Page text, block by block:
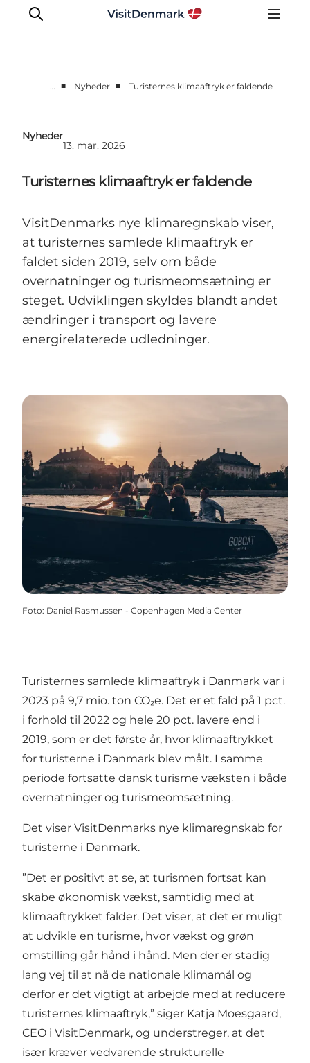
Nyheder
Aktiviteter
Markeder
Om os
… ■ Nyheder ■ Turisternes klimaaftryk er faldende
Nyheder
13. mar. 2026
Turisternes klimaaftryk er faldende
VisitDenmarks nye klimaregnskab viser,
at turisternes samlede klimaaftryk er
faldet siden 2019, selv om både
overnatninger og turismeomsætning er
steget. Udviklingen skyldes blandt andet
ændringer i transport og lavere
energirelaterede udledninger.
Foto: Daniel Rasmussen - Copenhagen Media Center
Turisternes samlede klimaaftryk i Danmark var i
2023 på 9,7 mio. ton CO₂e. Det er et fald på 1 pct.
i forhold til 2022 og hele 20 pct. lavere end i
2019, som er det første år, hvor klimaaftrykket
for turisterne i Danmark blev målt. I samme
periode fortsatte dansk turisme væksten i både
overnatninger og turismeomsætning.
Det viser VisitDenmarks nye klimaregnskab for
turisterne i Danmark.
”Det er positivt at se, at turismen fortsat kan
skabe økonomisk vækst, samtidig med at
klimaaftrykket falder. Det viser, at det er muligt
at udvikle en turisme, hvor vækst og grøn
omstilling går hånd i hånd. Men der er stadig
lang vej til at nå de nationale klimamål og
derfor er det vigtigt at arbejde med at reducere
turisternes klimaaftryk,” siger Katja Moesgaard,
CEO i VisitDenmark, og understreger, at det
især kræver vedvarende strukturelle